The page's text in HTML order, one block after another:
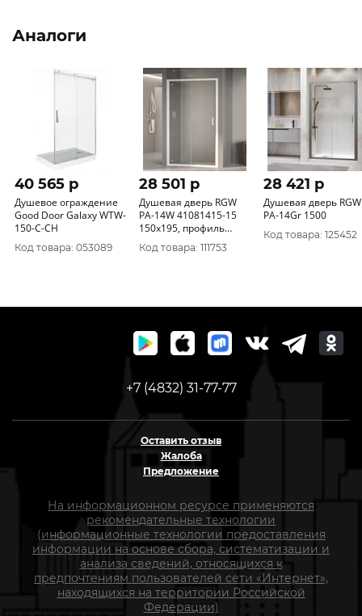
Аналоги
40 565 p
Душевое ограждение
Good Door Galaxy WTW-
150-C-CH
Код товара: 053089
28 501 p
Душевая дверь RGW
PA-14W 41081415-15
150х195, профиль
белый
Код товара: 111753
28 421 p
Душевая дверь RGW
PA-14Gr 1500
Код товара: 125452
+7 (4832) 31-77-77
Оставить отзыв
Жалоба
Предложение
На информационном ресурсе применяются
рекомендательные технологии
(информационные технологии предоставления
информации на основе сбора, систематизации и
анализа сведений, относящихся к
предпочтениям пользователей сети «Интернет»,
находящихся на территории Российской
Федерации)